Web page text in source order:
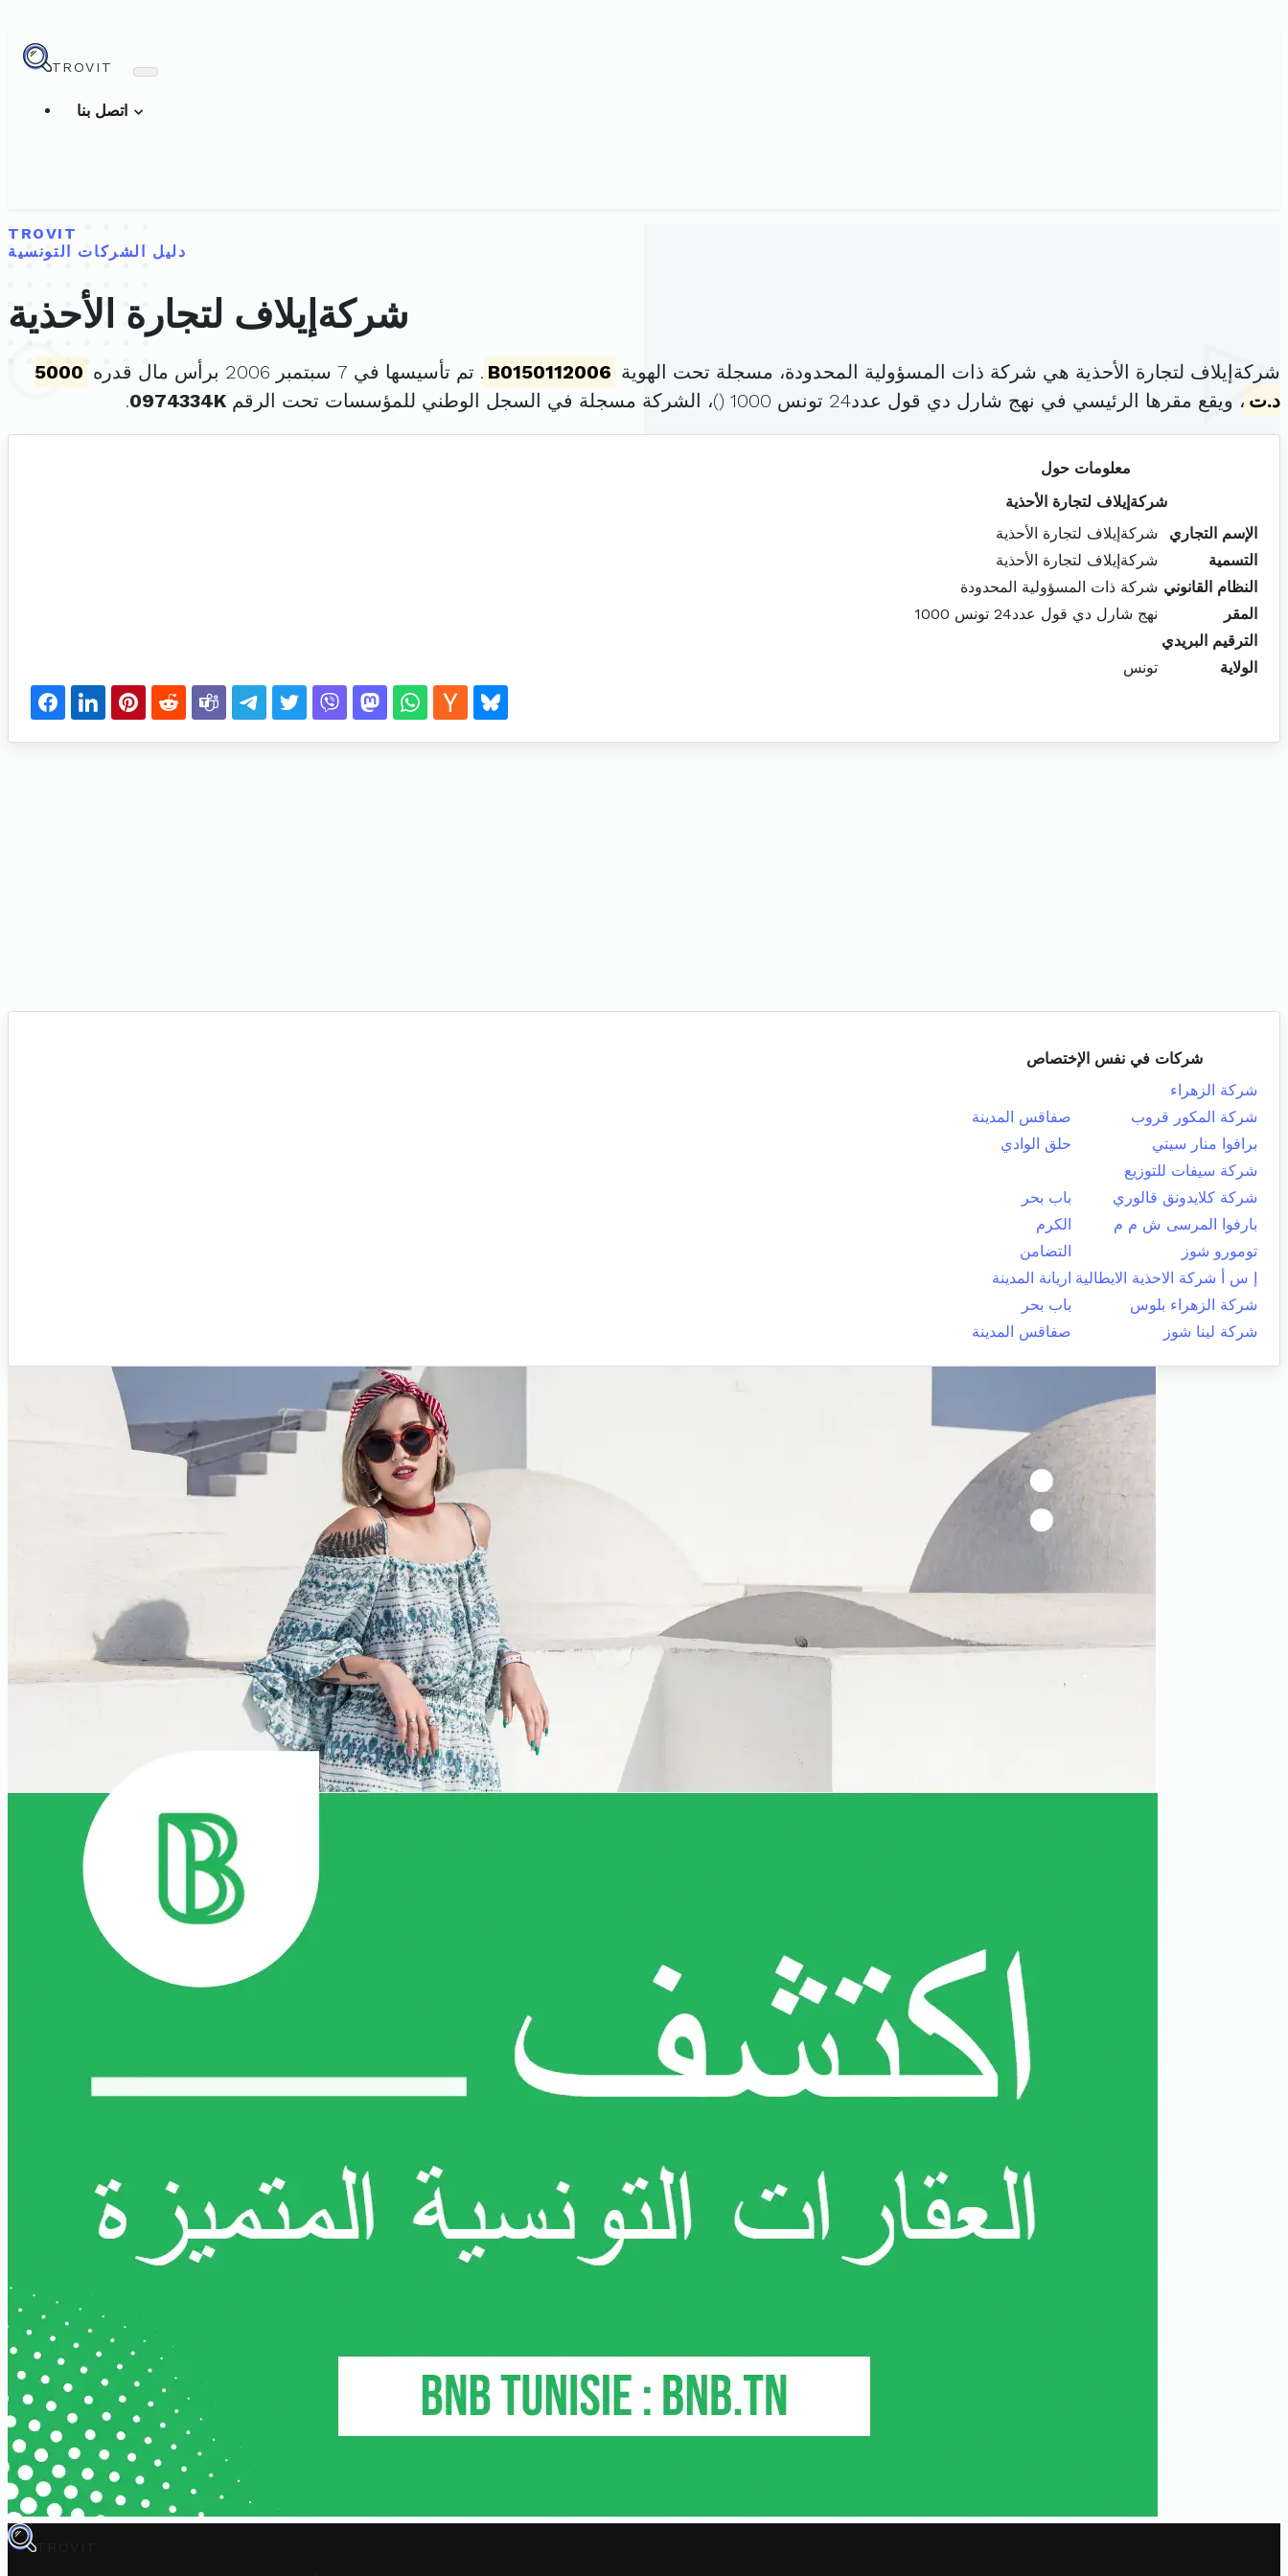
TROVIT
TROVIT
دليل الشركات التونسية
شركةإيلاف لتجارة الأحذية
شركةإيلاف لتجارة الأحذية هي شركة ذات المسؤولية المحدودة، مسجلة تحت الهوية B0150112006 . تم تأسيسها في 7 سبتمبر 2006 برأس مال قدره
5000
د.ت ، ويقع مقرها الرئيسي في نهج شارل دي قول عدد24 تونس 1000 ( )، الشركة مسجلة في السجل الوطني للمؤسسات تحت الرقم 0974334K
.
معلومات حول
شركةإيلاف لتجارة الأحذية
الإسم التجاري
شركةإيلاف لتجارة الأحذية
التسمية
شركةإيلاف لتجارة الأحذية
النظام القانوني شركة ذات المسؤولية المحدودة
المقر
نهج شارل دي قول عدد24 تونس 1000
الترقيم البريدي
الولاية
تونس
شركات في نفس الإختصاص
شركة الزهراء
شركة المكور قروب
صفاقس المدينة
برافوا منار سيتي
حلق الوادي
شركة سيفات للتوزيع
شركة كلايدونق قالوري
باب بحر
بارفوا المرسى ش م م
الكرم
تومورو شوز
التضامن
إ س أ شركة الاحذية الايطالية اريانة المدينة
شركة الزهراء بلوس
باب بحر
شركة لينا شوز
صفاقس المدينة
TROVIT